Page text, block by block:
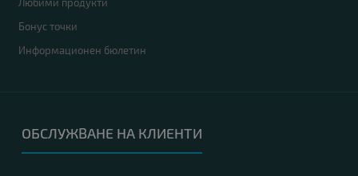
Бонус точки
Информационен бюлетин
ОБСЛУЖВАНЕ НА КЛИЕНТИ